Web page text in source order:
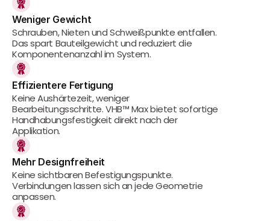
Weniger Gewicht
Schrauben, Nieten und Schweißpunkte entfallen.
Das spart Bauteilgewicht und reduziert die
Komponentenanzahl im System.
Effizientere Fertigung
Keine Aushärtezeit, weniger
Bearbeitungsschritte. VHB™ Max bietet sofortige
Handhabungsfestigkeit direkt nach der
Applikation.
Mehr Designfreiheit
Keine sichtbaren Befestigungspunkte.
Verbindungen lassen sich an jede Geometrie
anpassen.